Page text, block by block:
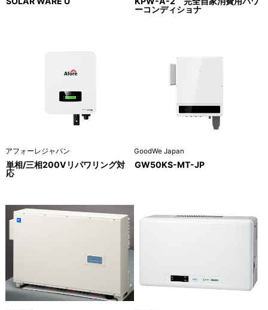
ーコンディショナ
アフォーレジャパン
単相/三相200Vリパワリング対
応
GoodWe Japan
GW50KS-MT-JP